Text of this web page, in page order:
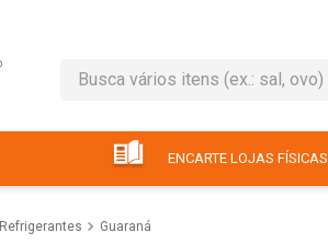
Busca vários itens (ex.: sal, ovo)
ENCARTE LOJAS FÍSICAS
Refrigerantes Guaraná
leite
3 queijo